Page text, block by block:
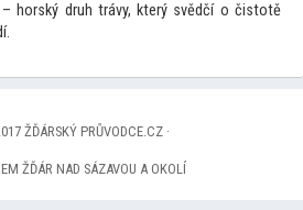
horský druh trávy, který svědčí o čistotě
ŽĎÁRSKÝ PRŮVODCE.CZ ·
ŽĎÁR NAD SÁZAVOU A OKOLÍ